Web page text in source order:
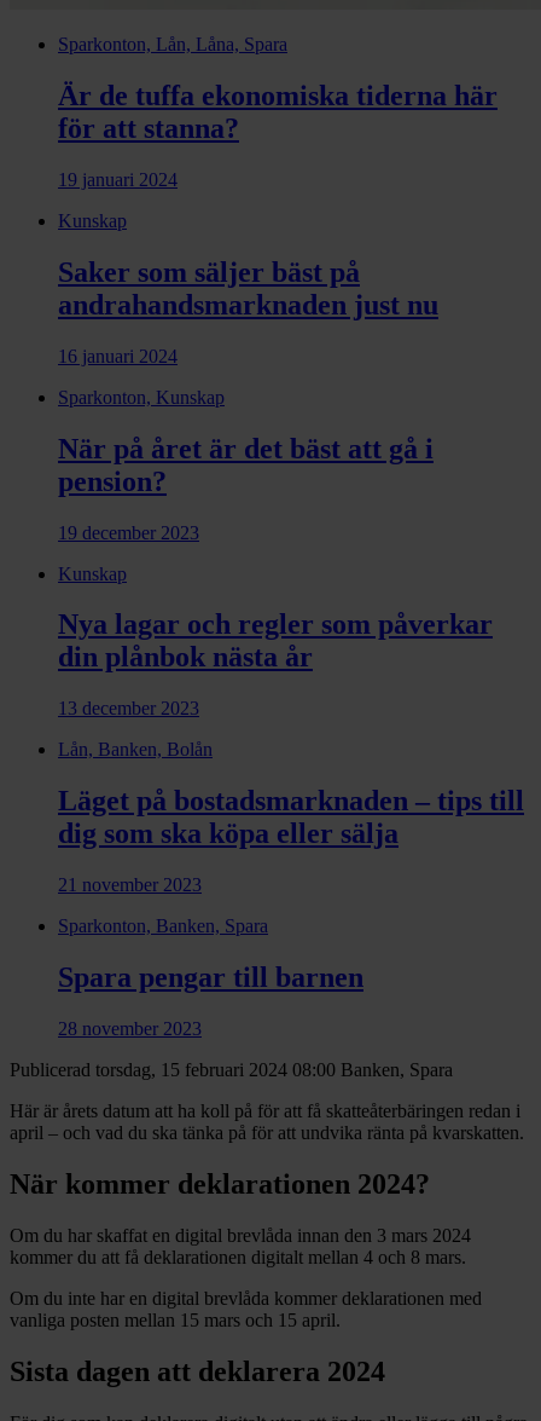
Sparkonton, Lån, Låna, Spara
Är de tuffa ekonomiska tiderna här
för att stanna?
19 januari 2024
Kunskap
Saker som säljer bäst på
andrahandsmarknaden just nu
16 januari 2024
Sparkonton, Kunskap
När på året är det bäst att gå i
pension?
19 december 2023
Kunskap
Nya lagar och regler som påverkar
din plånbok nästa år
13 december 2023
Lån, Banken, Bolån
Läget på bostadsmarknaden – tips till
dig som ska köpa eller sälja
21 november 2023
Sparkonton, Banken, Spara
Spara pengar till barnen
28 november 2023
Publicerad torsdag, 15 februari 2024 08:00 Banken, Spara
Här är årets datum att ha koll på för att få skatteåterbäringen redan i
april – och vad du ska tänka på för att undvika ränta på kvarskatten.
När kommer deklarationen 2024?
Om du har skaffat en digital brevlåda innan den 3 mars 2024
kommer du att få deklarationen digitalt mellan 4 och 8 mars.
Om du inte har en digital brevlåda kommer deklarationen med
vanliga posten mellan 15 mars och 15 april.
Sista dagen att deklarera 2024